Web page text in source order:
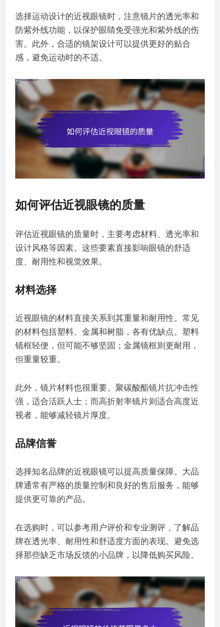
选择运动设计的近视眼镜时，注意镜片的透光率和
防紫外线功能，以保护眼睛免受强光和紫外线的伤
害。此外，合适的镜架设计可以提供更好的贴合
感，避免运动时的不适。
如何评估近视眼镜的质量
评估近视眼镜的质量时，主要考虑材料、透光率和
设计风格等因素。这些要素直接影响眼镜的舒适
度、耐用性和视觉效果。
材料选择
近视眼镜的材料直接关系到其重量和耐用性。常见
的材料包括塑料、金属和树脂，各有优缺点。塑料
镜框轻便，但可能不够坚固；金属镜框则更耐用，
但重量较重。
此外，镜片材料也很重要。聚碳酸酯镜片抗冲击性
强，适合活跃人士；而高折射率镜片则适合高度近
视者，能够减轻镜片厚度。
品牌信誉
选择知名品牌的近视眼镜可以提高质量保障。大品
牌通常有严格的质量控制和良好的售后服务，能够
提供更可靠的产品。
在选购时，可以参考用户评价和专业测评，了解品
牌在透光率、耐用性和舒适度方面的表现。避免选
择那些缺乏市场反馈的小品牌，以降低购买风险。